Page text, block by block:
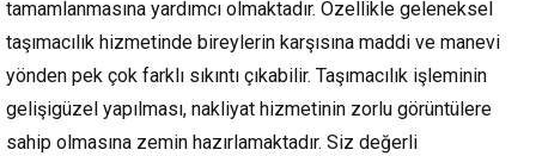
tamamlanmasına yardımcı olmaktadır. Özellikle geleneksel
taşımacılık hizmetinde bireylerin karşısına maddi ve manevi
yönden pek çok farklı sıkıntı çıkabilir. Taşımacılık işleminin
gelişigüzel yapılması, nakliyat hizmetinin zorlu görüntülere
sahip olmasına zemin hazırlamaktadır. Siz değerli